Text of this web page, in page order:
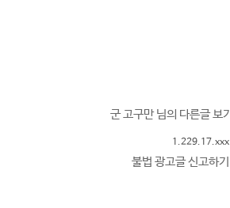
군 고구만 님의 다른글 보기
1.229.17.xxx
불법 광고글 신고하기